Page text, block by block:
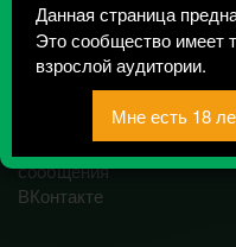
Данная страница
Это сообщество имеет
взрослой аудитории.
Всего